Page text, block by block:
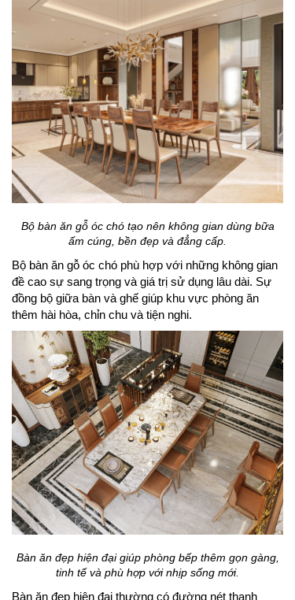
Bộ bàn ăn gỗ óc chó tạo nên không gian dùng bữa
ấm cúng, bền đẹp và đẳng cấp.
Bộ bàn ăn gỗ óc chó phù hợp với những không gian
đề cao sự sang trọng và giá trị sử dụng lâu dài. Sự
đồng bộ giữa bàn và ghế giúp khu vực phòng ăn
thêm hài hòa, chỉn chu và tiện nghi.
Bàn ăn đẹp hiện đại giúp phòng bếp thêm gọn gàng,
tinh tế và phù hợp với nhịp sống mới.
Bàn ăn đẹp hiện đại thường có đường nét thanh